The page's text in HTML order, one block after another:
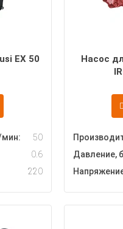
EX 50
мин:
50
0.6
220
Насос
Давление,